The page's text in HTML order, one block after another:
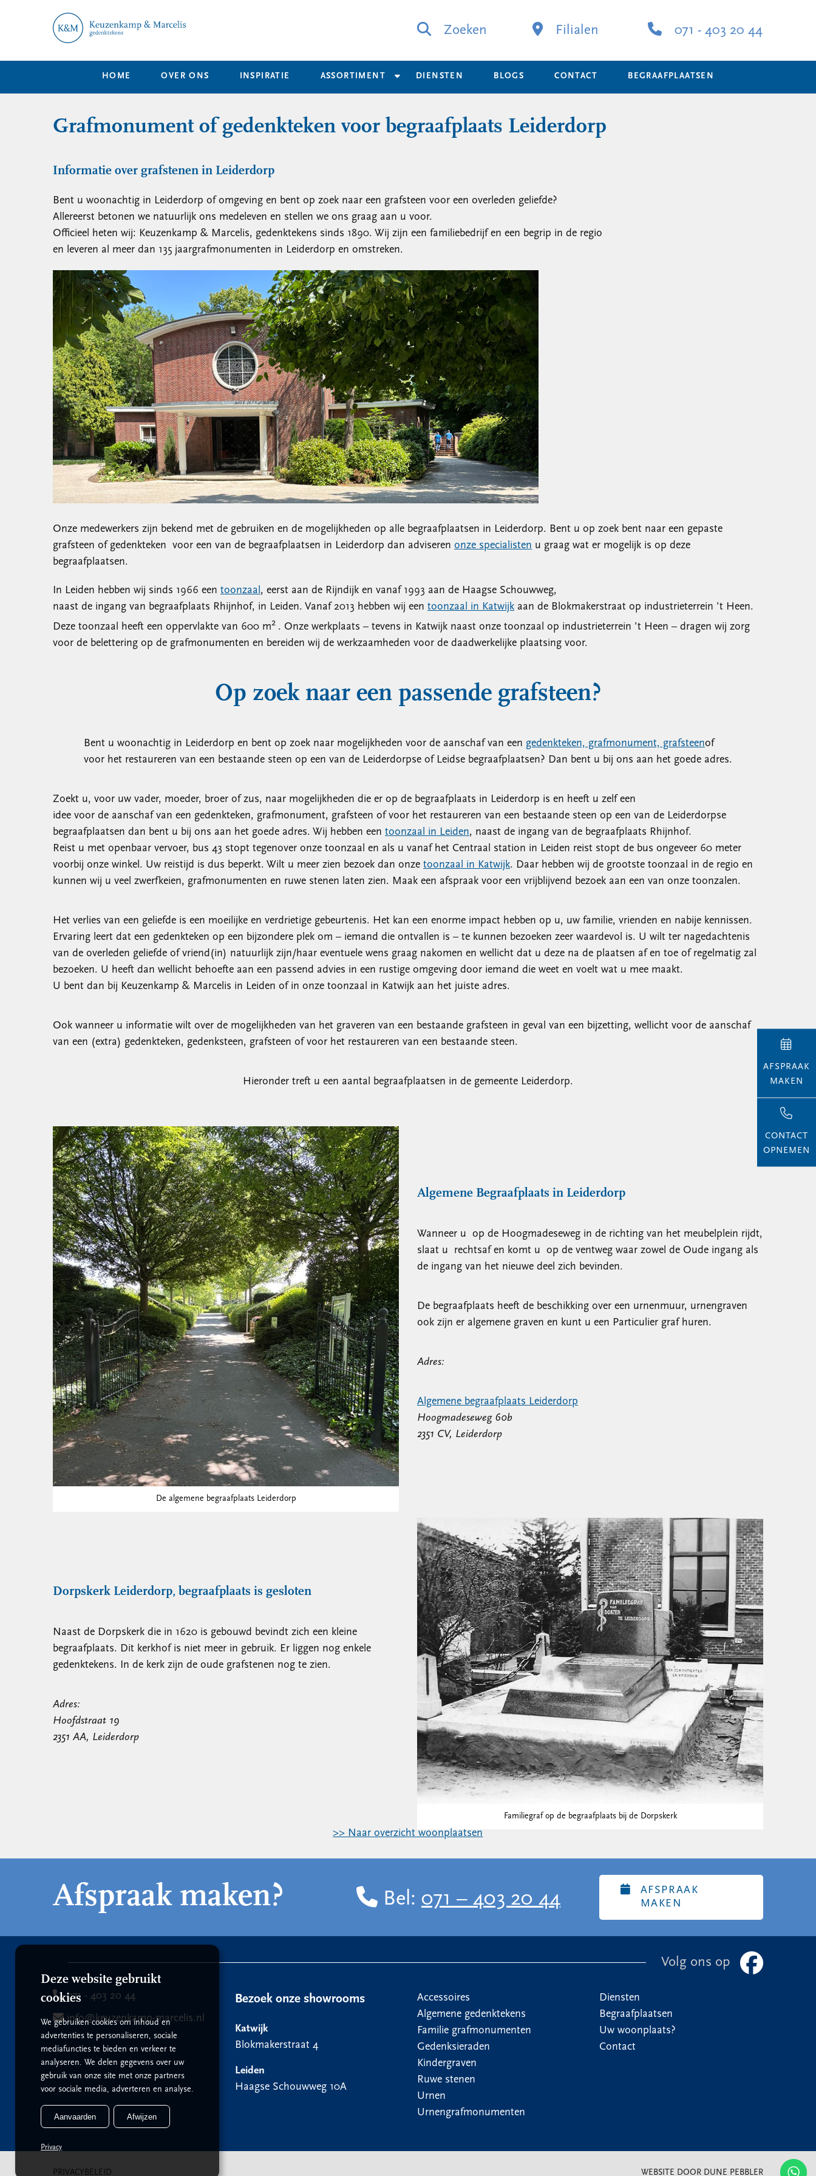
Zoeken Filialen 071 - 403 20 44
HOME OVER ONS INSPIRATIE ASSORTIMENT DIENSTEN BLOGS CONTACT BEGRAAFPLAATSEN
Grafmonument of gedenkteken voor begraafplaats Leiderdorp
Informatie over grafstenen in Leiderdorp
Bent u woonachtig in Leiderdorp of omgeving en bent op zoek naar een grafsteen voor een overleden geliefde?
Allereerst betonen we natuurlijk ons medeleven en stellen we ons graag aan u voor.
Officieel heten wij: Keuzenkamp & Marcelis, gedenktekens sinds 1890. Wij zijn een familiebedrijf en een begrip in de regio
en leveren al meer dan 135 jaargrafmonumenten in Leiderdorp en omstreken.
Onze medewerkers zijn bekend met de gebruiken en de mogelijkheden op alle begraafplaatsen in Leiderdorp. Bent u op zoek bent naar een gepaste
grafsteen of gedenkteken voor een van de begraafplaatsen in Leiderdorp dan adviseren onze specialisten u graag wat er mogelijk is op deze
begraafplaatsen.
In Leiden hebben wij sinds 1966 een toonzaal, eerst aan de Rijndijk en vanaf 1993 aan de Haagse Schouwweg,
naast de ingang van begraafplaats Rhijnhof, in Leiden. Vanaf 2013 hebben wij een toonzaal in Katwijk aan de Blokmakerstraat op industrieterrein ’t Heen.
Deze toonzaal heeft een oppervlakte van 600 m2 . Onze werkplaats – tevens in Katwijk naast onze toonzaal op industrieterrein ’t Heen – dragen wij zorg
voor de belettering op de grafmonumenten en bereiden wij de werkzaamheden voor de daadwerkelijke plaatsing voor.
Op zoek naar een passende grafsteen?
Bent u woonachtig in Leiderdorp en bent op zoek naar mogelijkheden voor de aanschaf van een gedenkteken, grafmonument, grafsteenof
voor het restaureren van een bestaande steen op een van de Leiderdorpse of Leidse begraafplaatsen? Dan bent u bij ons aan het goede adres.
Zoekt u, voor uw vader, moeder, broer of zus, naar mogelijkheden die er op de begraafplaats in Leiderdorp is en heeft u zelf een
idee voor de aanschaf van een gedenkteken, grafmonument, grafsteen of voor het restaureren van een bestaande steen op een van de Leiderdorpse
begraafplaatsen dan bent u bij ons aan het goede adres. Wij hebben een toonzaal in Leiden, naast de ingang van de begraafplaats Rhijnhof.
Reist u met openbaar vervoer, bus 43 stopt tegenover onze toonzaal en als u vanaf het Centraal station in Leiden reist stopt de bus ongeveer 60 meter
voorbij onze winkel. Uw reistijd is dus beperkt. Wilt u meer zien bezoek dan onze toonzaal in Katwijk. Daar hebben wij de grootste toonzaal in de regio en
kunnen wij u veel zwerfkeien, grafmonumenten en ruwe stenen laten zien. Maak een afspraak voor een vrijblijvend bezoek aan een van onze toonzalen.
Het verlies van een geliefde is een moeilijke en verdrietige gebeurtenis. Het kan een enorme impact hebben op u, uw familie, vrienden en nabije kennissen.
Ervaring leert dat een gedenkteken op een bijzondere plek om – iemand die ontvallen is – te kunnen bezoeken zeer waardevol is. U wilt ter nagedachtenis
van de overleden geliefde of vriend(in) natuurlijk zijn/haar eventuele wens graag nakomen en wellicht dat u deze na de plaatsen af en toe of regelmatig zal
bezoeken. U heeft dan wellicht behoefte aan een passend advies in een rustige omgeving door iemand die weet en voelt wat u mee maakt.
U bent dan bij Keuzenkamp & Marcelis in Leiden of in onze toonzaal in Katwijk aan het juiste adres.
Ook wanneer u informatie wilt over de mogelijkheden van het graveren van een bestaande grafsteen in geval van een bijzetting, wellicht voor de aanschaf
van een (extra) gedenkteken, gedenksteen, grafsteen of voor het restaureren van een bestaande steen.
Hieronder treft u een aantal begraafplaatsen in de gemeente Leiderdorp.
De algemene begraafplaats Leiderdorp
Algemene Begraafplaats in Leiderdorp
Wanneer u op de Hoogmadeseweg in de richting van het meubelplein rijdt,
slaat u rechtsaf en komt u op de ventweg waar zowel de Oude ingang als
de ingang van het nieuwe deel zich bevinden.
De begraafplaats heeft de beschikking over een urnenmuur, urnengraven
ook zijn er algemene graven en kunt u een Particulier graf huren.
Adres:
Algemene begraafplaats Leiderdorp
Hoogmadeseweg 60b
2351 CV, Leiderdorp
Familiegraf op de begraafplaats bij de Dorpskerk
Dorpskerk Leiderdorp, begraafplaats is gesloten
Naast de Dorpskerk die in 1620 is gebouwd bevindt zich een kleine
begraafplaats. Dit kerkhof is niet meer in gebruik. Er liggen nog enkele
gedenktekens. In de kerk zijn de oude grafstenen nog te zien.
Adres:
Hoofdstraat 19
2351 AA, Leiderdorp
>> Naar overzicht woonplaatsen
AFSPRAAK
MAKEN
CONTACT
OPNEMEN
Afspraak maken? Bel: 071 – 403 20 44
AFSPRAAK
MAKEN
Volg ons op
071 - 403 20 44
info@keuzenkamp-marcelis.nl
Bezoek onze showrooms
Katwijk
Blokmakerstraat 4
Leiden
Haagse Schouwweg 10A
Accessoires
Algemene gedenktekens
Familie grafmonumenten
Gedenksieraden
Kindergraven
Ruwe stenen
Urnen
Urnengrafmonumenten
Diensten
Begraafplaatsen
Uw woonplaats?
Contact
PRIVACYBELEID WEBSITE DOOR DUNE PEBBLER
Deze website gebruikt
cookies
We gebruiken cookies om inhoud en
advertenties te personaliseren, sociale
mediafuncties te bieden en verkeer te
analyseren. We delen gegevens over uw
gebruik van onze site met onze partners
voor sociale media, adverteren en analyse.
Aanvaarden Afwijzen
Privacy